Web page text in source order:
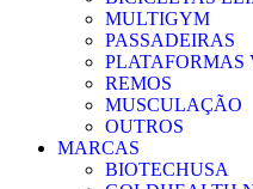
MULTIGYM
PASSADEIRAS
PLATAFORMAS
REMOS
MUSCULAÇÃO
OUTROS
MARCAS
BIOTECHUSA